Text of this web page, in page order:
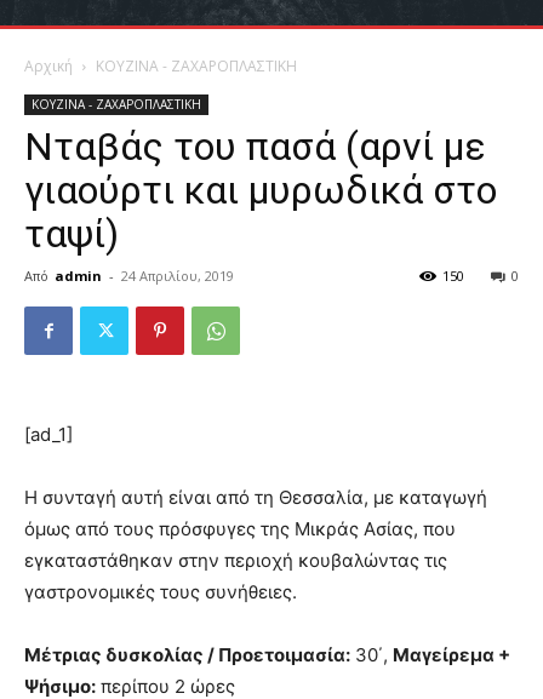
Αρχική ΚΟΥΖΙΝΑ - ΖΑΧΑΡΟΠΛΑΣΤΙΚΗ
ΚΟΥΖΙΝΑ - ΖΑΧΑΡΟΠΛΑΣΤΙΚΗ
Νταβάς του πασά (αρνί με
γιαούρτι και μυρωδικά στο
ταψί)
Από admin - 24 Απριλίου, 2019 0
150
[ad_1]
Η συνταγή αυτή είναι από τη Θεσσαλία, με καταγωγή
όμως από τους πρόσφυγες της Μικράς Ασίας, που
εγκαταστάθηκαν στην περιοχή κουβαλώντας τις
γαστρονομικές τους συνήθειες.
Μέτριας δυσκολίας / Προετοιμασία: 30΄, Μαγείρεμα +
Ψήσιμο: περίπου 2 ώρες